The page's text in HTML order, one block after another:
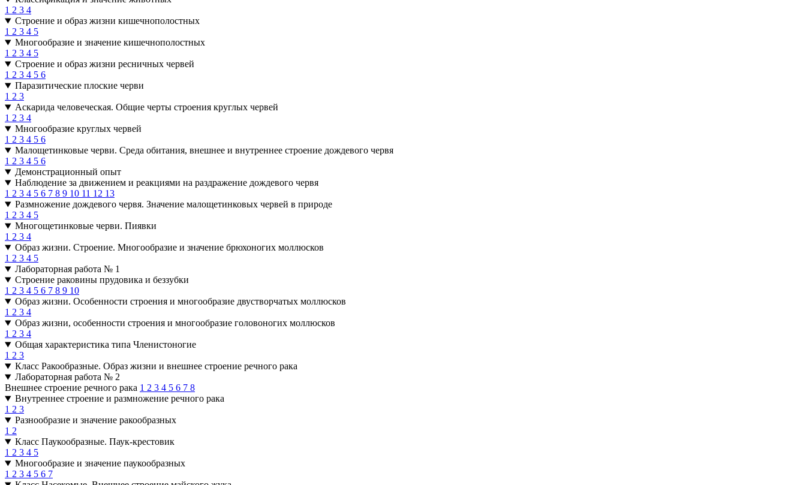
1 2 3 4
Строение и образ жизни кишечнополостных
1 2 3 4 5
Многообразие и значение кишечнополостных
1 2 3 4 5
Строение и образ жизни ресничных червей
1 2 3 4 5 6
Паразитические плоские черви
1 2 3
Аскарида человеческая. Общие черты строения круглых червей
1 2 3 4
Многообразие круглых червей
1 2 3 4 5 6
Малощетинковые черви. Среда обитания, внешнее и внутреннее строение дождевого червя
1 2 3 4 5 6
Демонстрационный опыт
Наблюдение за движением и реакциями на раздражение дождевого червя
1 2 3 4 5 6 7 8 9 10 11 12 13
Размножение дождевого червя. Значение малощетинковых червей в природе
1 2 3 4 5
Многощетинковые черви. Пиявки
1 2 3 4
Образ жизни. Строение. Многообразие и значение брюхоногих моллюсков
1 2 3 4 5
Лабораторная работа № 1
Строение раковины прудовика и беззубки
1 2 3 4 5 6 7 8 9 10
Образ жизни. Особенности строения и многообразие двустворчатых моллюсков
1 2 3 4
Образ жизни, особенности строения и многообразие головоногих моллюсков
1 2 3 4
Общая характеристика типа Членистоногие
1 2 3
Класс Ракообразные. Образ жизни и внешнее строение речного рака
Лабораторная работа № 2
Внешнее строение речного рака 1 2 3 4 5 6 7 8
Внутреннее строение и размножение речного рака
1 2 3
Разнообразие и значение ракообразных
1 2
Класс Паукообразные. Паук-крестовик
1 2 3 4 5
Многообразие и значение паукообразных
1 2 3 4 5 6 7